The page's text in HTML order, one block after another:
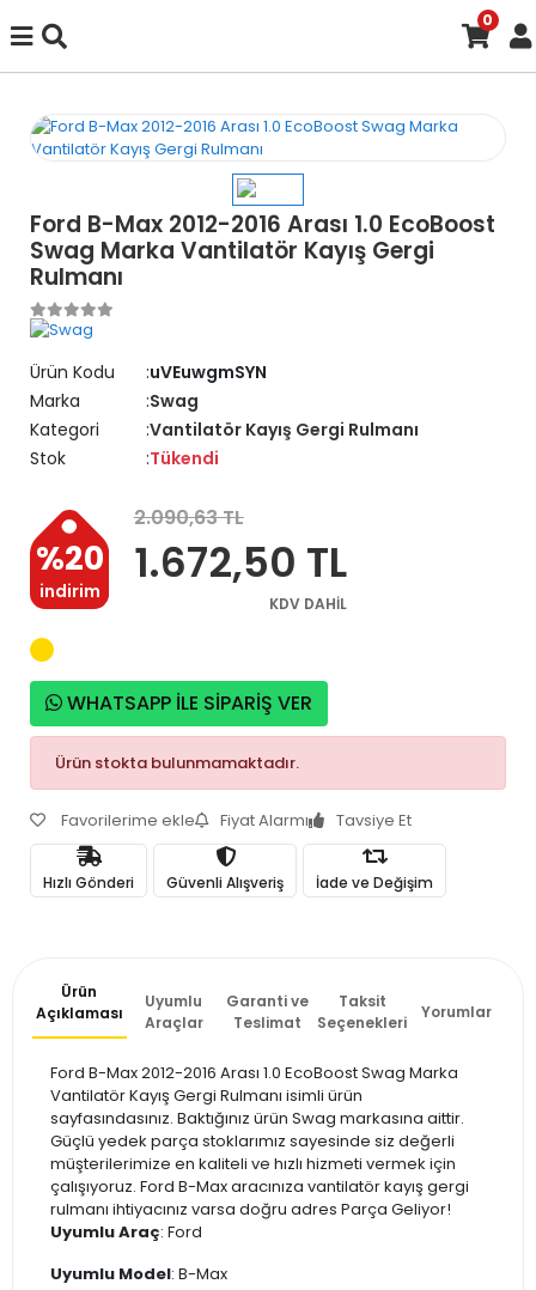
0
Ford B-Max 2012-2016 Arası 1.0 EcoBoost
Swag Marka Vantilatör Kayış Gergi
Rulmanı
Ürün Kodu
uVEuwgmSYN
Marka
Swag
Kategori
Vantilatör Kayış Gergi Rulmanı
Stok
Tükendi
%20
indirim
2.090,63 TL
1.672,50 TL
KDV DAHİL
WHATSAPP İLE SİPARİŞ VER
Ürün stokta bulunmamaktadır.
Favorilerime ekle Fiyat Alarmı Tavsiye Et
Hızlı Gönderi Güvenli Alışveriş İade ve Değişim
Ürün
Açıklaması
Uyumlu
Araçlar
Garanti ve
Teslimat
Taksit
Seçenekleri
Yorumlar
Ford B-Max 2012-2016 Arası 1.0 EcoBoost Swag Marka
Vantilatör Kayış Gergi Rulmanı isimli ürün
sayfasındasınız. Baktığınız ürün Swag markasına aittir.
Güçlü yedek parça stoklarımız sayesinde siz değerli
müşterilerimize en kaliteli ve hızlı hizmeti vermek için
çalışıyoruz. Ford B-Max aracınıza vantilatör kayış gergi
rulmanı ihtiyacınız varsa doğru adres Parça Geliyor!
Uyumlu Araç: Ford
Uyumlu Model: B-Max